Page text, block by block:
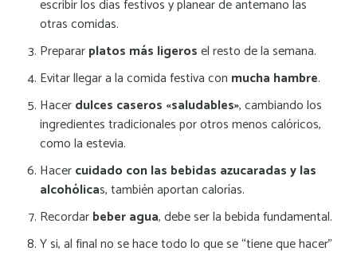
escribir los días festivos y planear de antemano las
otras comidas.
Prepararplatos más ligerosel resto de la semana.
Evitar llegar a la comida festiva con mucha hambre.
Hacerdulces caseros «saludables», cambiando los
ingredientes tradicionales por otros menos calóricos,
como la estevia.
Hacercuidado con las bebidas azucaradas y las
alcohólicas, también aportan calorías.
Recordarbeber agua, debe ser la bebida fundamental.
Y si, al final no se hace todo lo que se “tiene que hacer”